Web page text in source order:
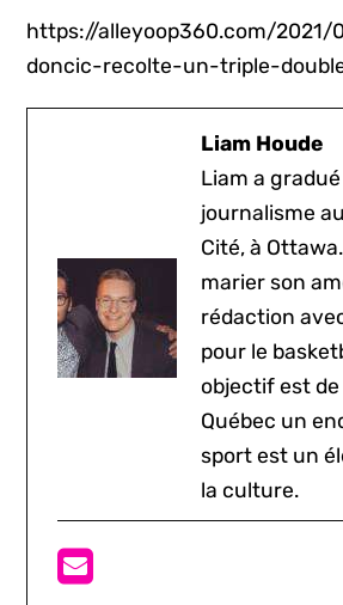
https://alleyoop360.com/2021/
doncic-recolte-un-triple-
Liam Houde
Liam a
journalisme
Cité, à
marier son
rédaction
pour le
objectif est
Québec un
sport est un
la culture.